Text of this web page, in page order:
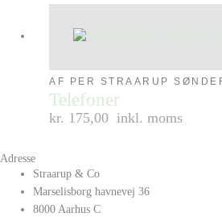
AF PER STRAARUP
Telefoner
kr. 175,00 inkl. moms
Adresse
Straarup & Co
Marselisborg havnevej 36
8000 Aarhus C